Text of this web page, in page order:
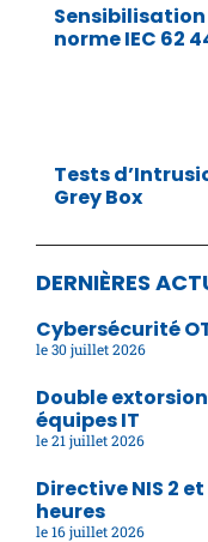
Sensibilisation
norme IEC 62
Tests
Grey Box
DERNIÈRES
Cybersécurité
30 juillet 2026
Double
équipes IT
21 juillet 2026
Directive NIS 2
heures
16 juillet 2026